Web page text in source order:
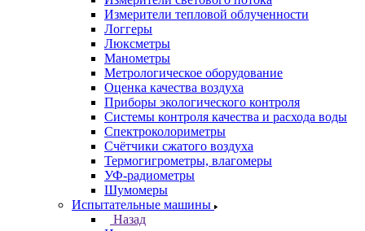
Измерители тепловой облученности
Логгеры
Люксметры
Манометры
Метрологическое оборудование
Оценка качества воздуха
Приборы экологического контроля
Системы контроля качества и расхода воды
Спектроколориметры
Счётчики сжатого воздуха
Термогигрометры, влагомеры
УФ-радиометры
Шумомеры
Испытательные машины
Назад